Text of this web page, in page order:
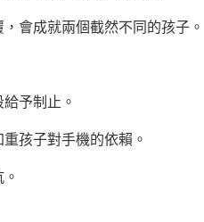
會成就兩個截然不同的孩子。
予制止。
孩子對手機的依賴。